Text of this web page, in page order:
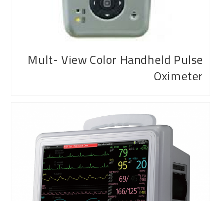
Mult- View Color Handheld Pulse
Oximeter